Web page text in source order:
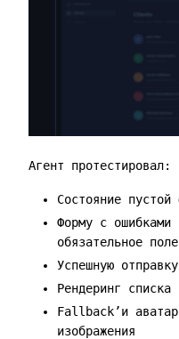
Агент протестировал:
Состояние пустой
Форму с ошибками
обязательное
Успешную
Рендеринг
Fallback’и
изображения